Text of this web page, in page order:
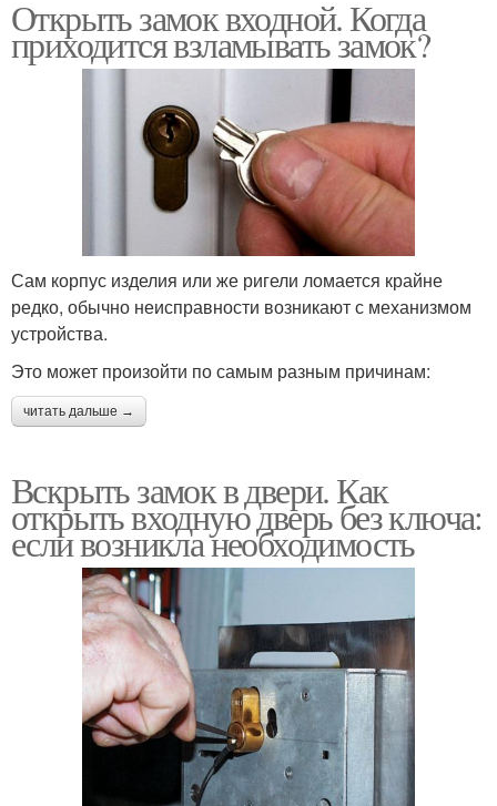
Открыть замок входной. Когда
приходится взламывать замок?
Сам корпус изделия или же ригели ломается крайне
редко, обычно неисправности возникают с механизмом
устройства.
Это может произойти по самым разным причинам:
читать дальше →
Вскрыть замок в двери. Как
открыть входную дверь без ключа:
если возникла необходимость